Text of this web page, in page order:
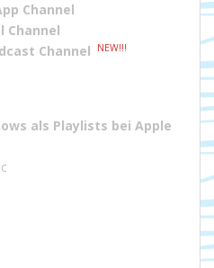
Channel
Channel
Channel
NEW!!!
als Playlists bei Apple